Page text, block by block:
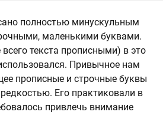
полностью минускульным
маленькими буквами.
текста прописными) в это
Привычное нам
прописные и строчные буквы
Его практиковали в
привлечь внимание